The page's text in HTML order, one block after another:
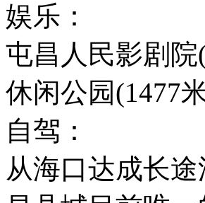
娱乐：
屯昌人民影剧
休闲公园(1477
自驾：
从海口达成长